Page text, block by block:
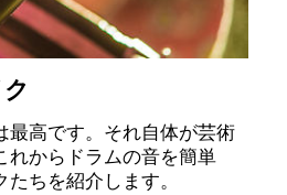
最高です。それ自体が芸術
れからドラムの音を簡単
ちを紹介します。